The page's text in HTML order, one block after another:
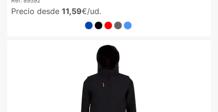
Precio desde 11,59€/ud.